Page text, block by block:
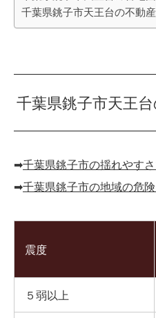
千葉県銚子市天王台の不動
千葉県銚子市天王
➡︎千葉県銚子市の揺れやす
➡︎千葉県銚子市の地域の危
震度
５弱以上